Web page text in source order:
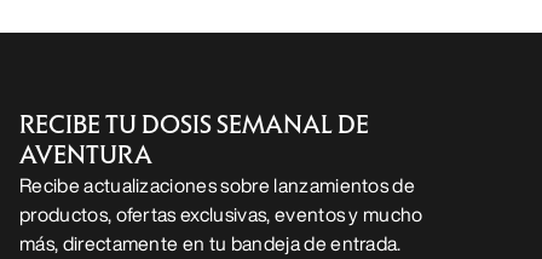
RECIBE TU DOSIS SEMANAL DE
AVENTURA
Recibe actualizaciones sobre lanzamientos de
productos, ofertas exclusivas, eventos y mucho
más, directamente en tu bandeja de entrada.